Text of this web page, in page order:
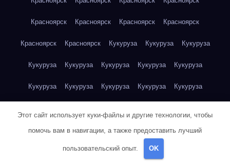
Красноярск Красноярск Красноярск Красноярск
Красноярск Красноярск Кукуруза Кукуруза Кукуруза
Кукуруза Кукуруза Кукуруза Кукуруза Кукуруза
Кукуруза Кукуруза Кукуруза Кукуруза Кукуруза
Куриная грудка Куриная грудка Куриная грудка
Куриная грудка Куриная грудка Куриная грудка
Этот сайт использует куки-файлы и другие технологии, чтобы
помочь вам в навигации, а также предоставить лучший
пользовательский опыт. OK